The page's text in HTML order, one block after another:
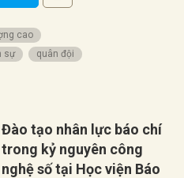
cao
sự
quân đội
Đào tạo nhân lực báo chí
trong kỷ nguyên công
nghệ số tại Học viện Báo